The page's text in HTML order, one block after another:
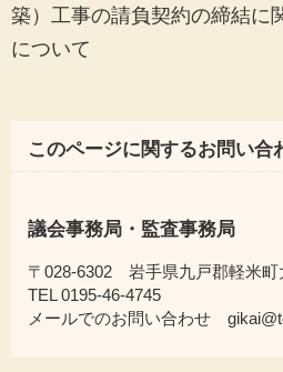
築）工事の請負契約の締結に
について
このページに関するお問い合
議会事務局・監査事務局
〒028-6302 岩手県九戸郡軽米町
TEL 0195-46-4745
メールでのお問い合わせ